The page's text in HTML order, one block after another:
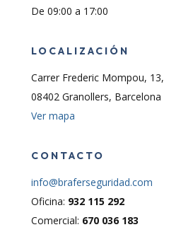
De 09:00 a 17:00
LOCALIZACIÓN
Carrer Frederic Mompou, 13,
08402 Granollers, Barcelona
Ver mapa
CONTACTO
info@braferseguridad.com
Oficina: 932 115 292
Comercial: 670 036 183